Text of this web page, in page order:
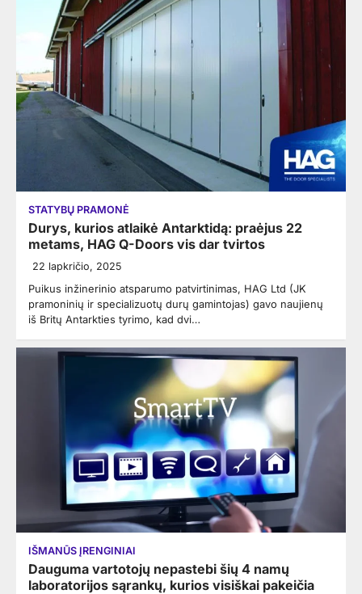
STATYBŲ PRAMONĖ
Durys, kurios atlaikė Antarktidą: praėjus 22
metams, HAG Q-Doors vis dar tvirtos
22 lapkričio, 2025
Puikus inžinerinio atsparumo patvirtinimas, HAG Ltd (JK
pramoninių ir specializuotų durų gamintojas) gavo naujienų
iš Britų Antarkties tyrimo, kad dvi…
IŠMANŪS ĮRENGINIAI
Dauguma vartotojų nepastebi šių 4 namų
laboratorijos sąrankų, kurios visiškai pakeičia